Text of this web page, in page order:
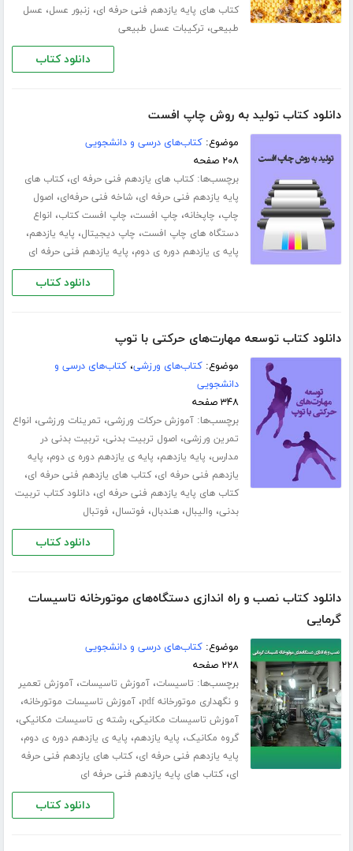
کتاب های پایه یازدهم فنی حرفه ای، زنبور عسل، عسل
طبیعی، ترکیبات عسل طبیعی
دانلود کتاب
دانلود کتاب تولید به روش چاپ افست
موضوع:کتاب‌های درسی و دانشجویی
۲۰۸ صفحه
برچسب‌ها:کتاب های یازدهم فنی حرفه ای،کتاب های
پایه یازدهم فنی حرفه ای،شاخه فنی حرفه‌ای، اصول
چاپ، چاپخانه، چاپ افست، چاپ افست کتاب، انواع
دستگاه های چاپ افست، چاپ دیجیتال، پایه یازدهم،
پایه ی یازدهم دوره ی دوم، پایه یازدهم فنی حرفه ای
دانلود کتاب
دانلود کتاب توسعه مهارت‌های حرکتی با توپ
موضوع:کتاب‌های ورزشی،کتاب‌های درسی و
دانشجویی
۳۴۸ صفحه
برچسب‌ها:آموزش حرکات ورزشی، تمرینات ورزشی، انواع
تمرین ورزشی، اصول تربیت بدنی، تربیت بدنی در
مدارس، پایه یازدهم، پایه ی یازدهم دوره ی دوم، پایه
یازدهم فنی حرفه ای،کتاب های یازدهم فنی حرفه ای،
کتاب های پایه یازدهم فنی حرفه ای،دانلود کتاب تربیت
بدنی، والیبال،هندبال، فوتسال، فوتبال
دانلود کتاب
دانلود کتاب نصب و راه اندازی دستگاه‌های موتورخانه تاسیسات
گرمایی
موضوع:کتاب‌های درسی و دانشجویی
۲۲۸ صفحه
برچسب‌ها: تاسیسات،آموزش تاسیسات،آموزش تعمیر
و نگهداری موتورخانه pdf
،آموزش تاسیسات موتورخانه،
آموزش تاسیسات مکانیکی،رشته ی تاسیسات مکانیکی،
گروه مکانیک، پایه یازدهم، پایه ی یازدهم دوره ی دوم،
پایه یازدهم فنی حرفه ای،کتاب های یازدهم فنی حرفه
ای،کتاب های پایه یازدهم فنی حرفه ای
دانلود کتاب